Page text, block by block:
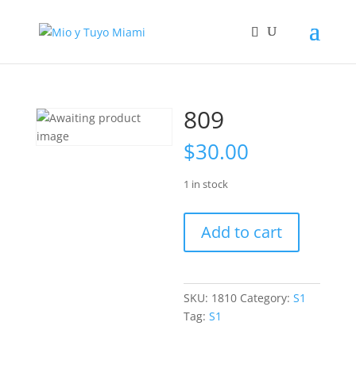
809
$30.00
1 in stock
quantity
Add to cart
SKU: 1810 Category:S1
Tag:S1